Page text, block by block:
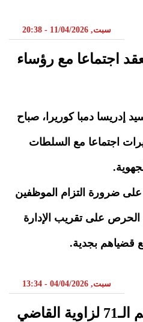
سبت, 11/04/2026 - 20:38
اجتماعا مع رؤساء
إدريسا دمبا كوريرا، صباح
اجتماعا مع السلطات
على ضرورة التزام الموظفين
الحرص على تقريب الإدارة
قضياهم بجدية.
سبت, 04/04/2026 - 13:34
روصو: اختتام الموسم الـ71 لزاوية القاضي